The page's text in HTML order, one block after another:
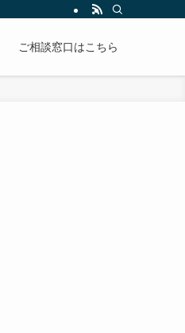
ご相談窓口はこちら